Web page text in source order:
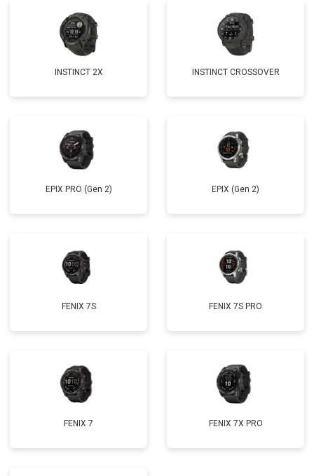
INSTINCT 2X INSTINCT CROSSOVER
EPIX PRO (Gen 2) EPIX (Gen 2)
FENIX 7S FENIX 7S PRO
FENIX 7 FENIX 7X PRO